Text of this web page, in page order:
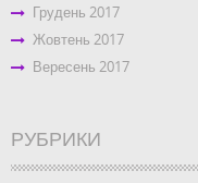
Грудень 2017
Жовтень 2017
Вересень 2017
РУБРИКИ